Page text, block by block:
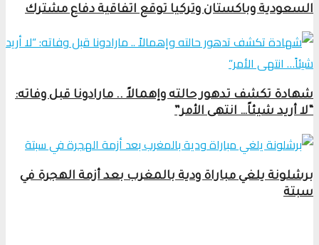
السعودية وباكستان وتركيا توقع اتفاقية دفاع مشترك
شهادة تكشف تدهور حالته وإهمالاً .. مارادونا قبل وفاته:
“لا أريد شيئاً… انتهى الأمر”
برشلونة يلغي مباراة ودية بالمغرب بعد أزمة الهجرة في
سبتة